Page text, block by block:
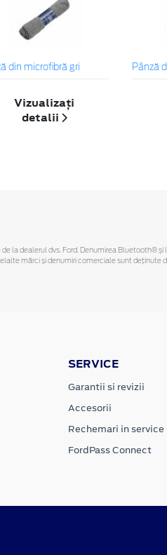
din microfibră gri
Vizualizați
detalii
Pânză
la dealerul dvs. Ford. Denumirea Bluetooth®
mărci și denumiri comerciale sunt deținute
SERVICE
Garantii si revizii
Accesorii
Rechemari in service
FordPass Connect